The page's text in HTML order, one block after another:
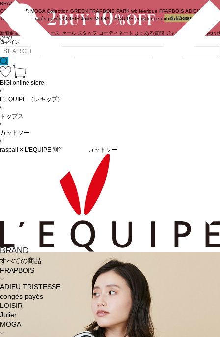
ログイン
BRAND
COUTURIER MOGA Collection GREEN FRAPBOIS PARK wb feerique FRAPBOIS ADIEU
TRISTESSE
congés payés LOISIR Julier MOGA L'EQUIPE endalence unbilanc BIGI online store
新着商品 ニュース セール スタッフ コーディネート よくある質問 ジャーナル お問い合わ
BRAND
すべての商品
FRAPBOIS
ADIEU TRISTESSE
congés payés
LOISIR
Julier
MOGA
BIGI online store
/
L'EQUIPE （レキップ）
/
トップス
/
カットソー
/
raspail × L'EQUIPE 別注ボーダーカットソー